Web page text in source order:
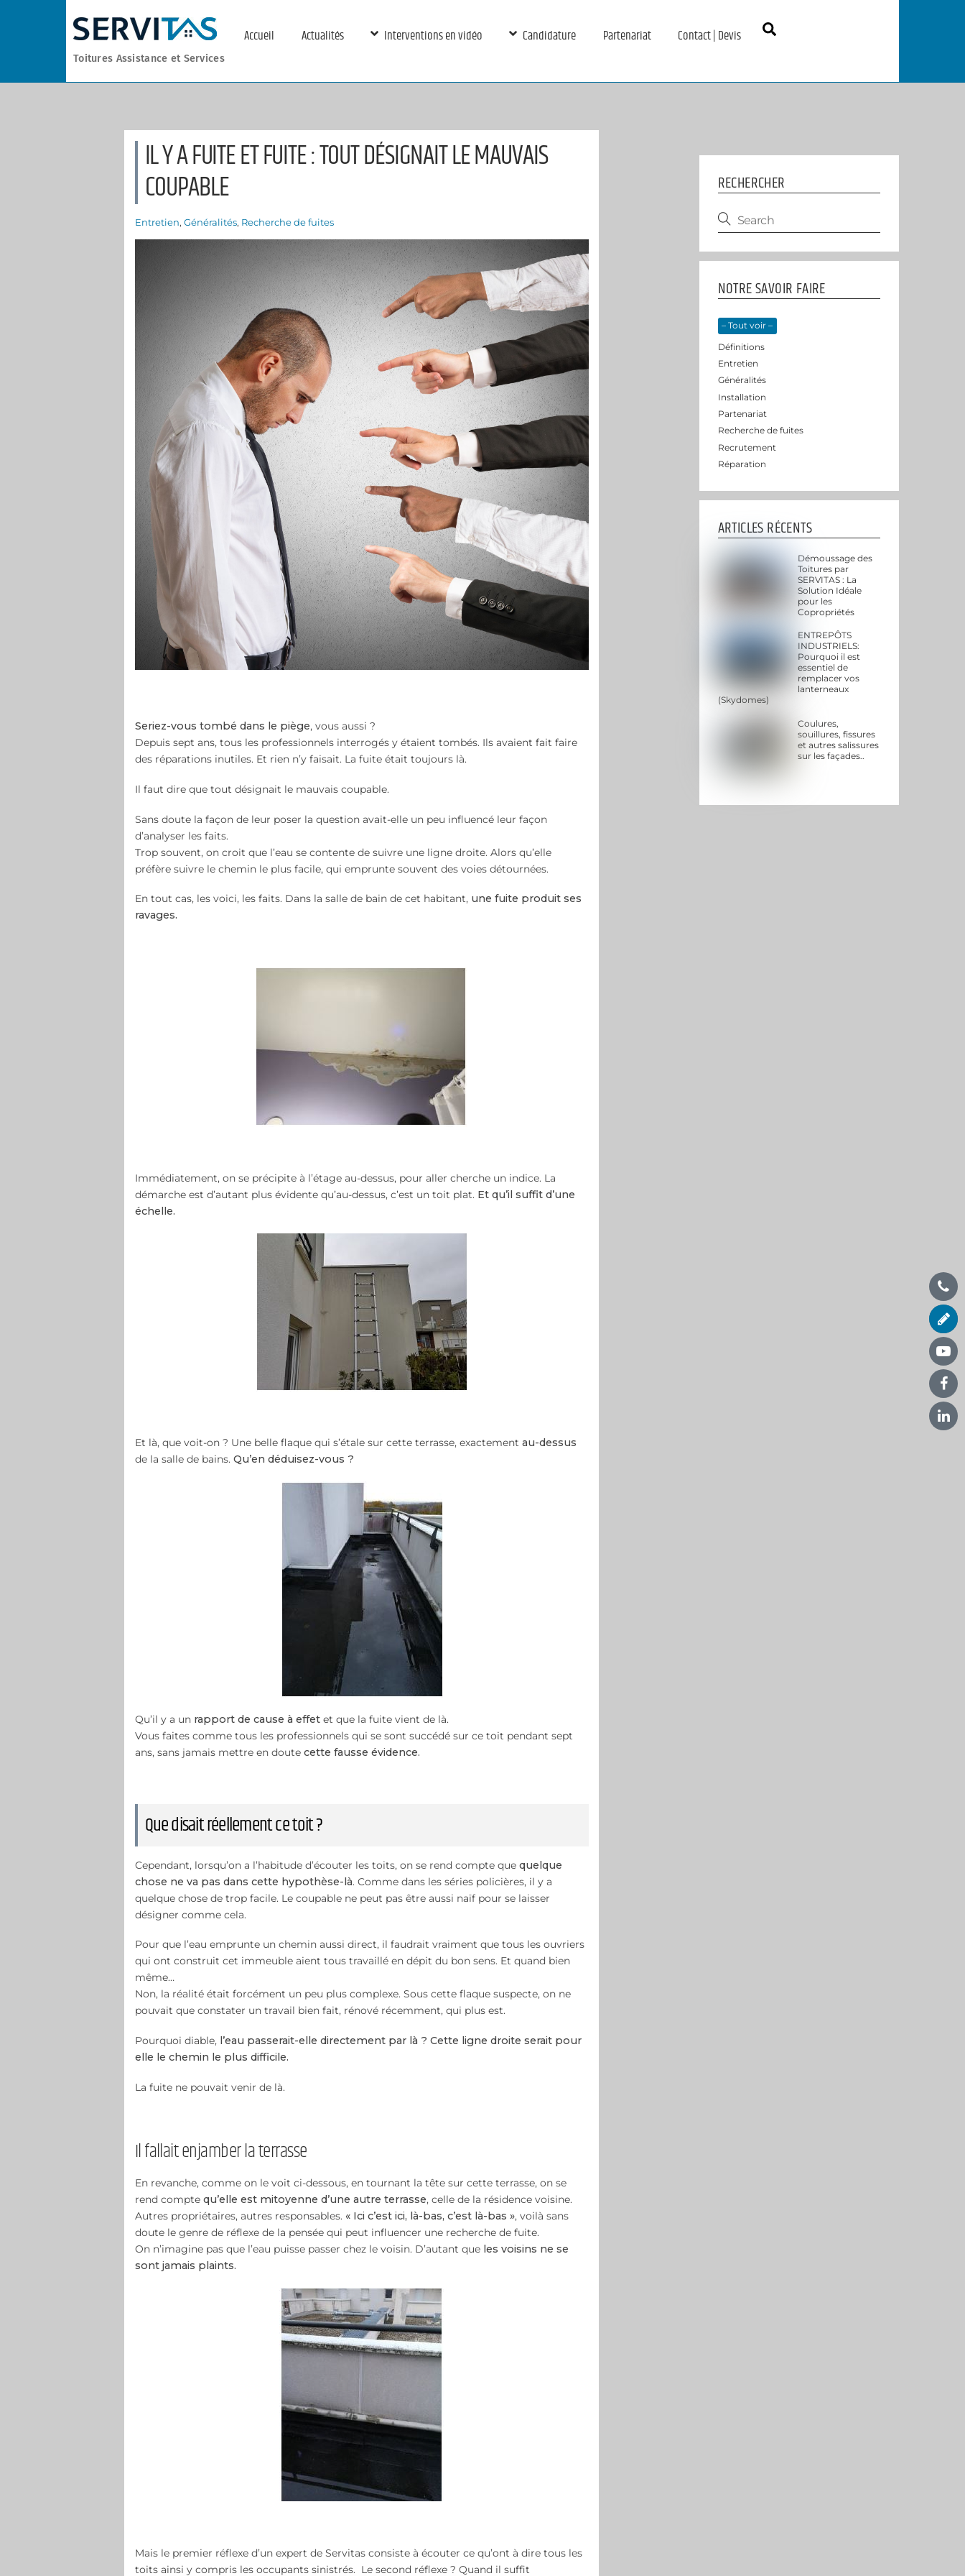
Toitures Assistance et Services
Search
Accueil Actualités Interventions en vidéo Candidature Partenariat Contact | Devis
IL Y A FUITE ET FUITE : TOUT DÉSIGNAIT LE MAUVAIS
COUPABLE
Entretien, Généralités, Recherche de fuites
Seriez-vous tombé dans le piège, vous aussi ?
Depuis sept ans, tous les professionnels interrogés y étaient tombés. Ils avaient fait faire
des réparations inutiles. Et rien n’y faisait. La fuite était toujours là.
Il faut dire que tout désignait le mauvais coupable.
Sans doute la façon de leur poser la question avait-elle un peu influencé leur façon
d’analyser les faits.
Trop souvent, on croit que l’eau se contente de suivre une ligne droite. Alors qu’elle
préfère suivre le chemin le plus facile, qui emprunte souvent des voies détournées.
En tout cas, les voici, les faits. Dans la salle de bain de cet habitant, une fuite produit ses
ravages.
Immédiatement, on se précipite à l’étage au-dessus, pour aller cherche un indice. La
démarche est d’autant plus évidente qu’au-dessus, c’est un toit plat. Et qu’il suffit d’une
échelle.
Et là, que voit-on ? Une belle flaque qui s’étale sur cette terrasse, exactement au-dessus
de la salle de bains. Qu’en déduisez-vous ?
Qu’il y a un rapport de cause à effetet que la fuite vient de là.
Vous faites comme tous les professionnels qui se sont succédé sur ce toit pendant sept
ans, sans jamais mettre en doute cette fausse évidence.
Que disait réellement ce toit ?
Cependant, lorsqu’on a l’habitude d’écouter les toits, on se rend compte que quelque
chose ne va pas dans cette hypothèse-là. Comme dans les séries policières, il y a
quelque chose de trop facile. Le coupable ne peut pas être aussi naïf pour se laisser
désigner comme cela.
Pour que l’eau emprunte un chemin aussi direct, il faudrait vraiment que tous les ouvriers
qui ont construit cet immeuble aient tous travaillé en dépit du bon sens. Et quand bien
même…
Non, la réalité était forcément un peu plus complexe. Sous cette flaque suspecte, on ne
pouvait que constater un travail bien fait, rénové récemment, qui plus est.
Pourquoi diable, l’eau passerait-elle directement par là ? Cette ligne droite serait pour
elle le chemin le plus difficile.
La fuite ne pouvait venir de là.
Il fallait enjamber la terrasse
En revanche, comme on le voit ci-dessous, en tournant la tête sur cette terrasse, on se
rend compte qu’elle est mitoyenne d’une autre terrasse, celle de la résidence voisine.
Autres propriétaires, autres responsables. « Ici c’est ici, là-bas, c’est là-bas », voilà sans
doute le genre de réflexe de la pensée qui peut influencer une recherche de fuite.
On n’imagine pas que l’eau puisse passer chez le voisin. D’autant queles voisins ne se
sont jamais plaints.
Mais le premier réflexe d’un expert de Servitas consiste à écouter ce qu’ont à dire tous les
toits ainsi y compris les occupants sinistrés. Le second réflexe ? Quand il suffit
RECHERCHER
NOTRE SAVOIR FAIRE
– Tout voir –
Définitions
Entretien
Généralités
Installation
Partenariat
Recherche de fuites
Recrutement
Réparation
ARTICLES RÉCENTS
Démoussage des
Toitures par
SERVITAS : La
Solution Idéale
pour les
Copropriétés
ENTREPÔTS
INDUSTRIELS:
Pourquoi il est
essentiel de
remplacer vos
lanterneaux
(Skydomes)
Coulures,
souillures, fissures
et autres salissures
sur les façades..